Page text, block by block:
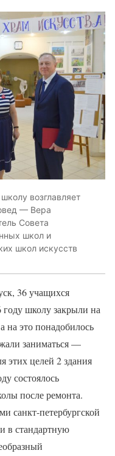
возглавляет
— Вера
Совета
школ и
школ искусств
36 учащихся
школу закрыли на
это понадобилось
заниматься —
этих целей 2 здания
состоялось
после ремонта.
санкт-петербургской
в стандартную